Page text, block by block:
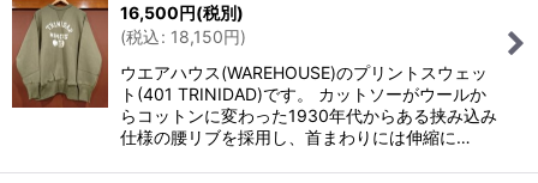
16,500円(税別)
(税込: 18,150円)
ウエアハウス(WAREHOUSE)のプリントスウェッ
ト(401 TRINIDAD)です。 カットソーがウールか
らコットンに変わった1930年代からある挟み込み
仕様の腰リブを採用し、首まわりには伸縮に…